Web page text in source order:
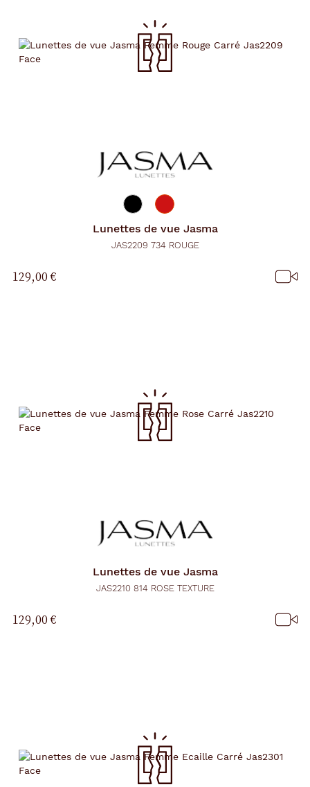
Lunettes de vue Jasma
JAS2209 734 ROUGE
129,00 €
Lunettes de vue Jasma
JAS2210 814 ROSE TEXTURE
129,00 €